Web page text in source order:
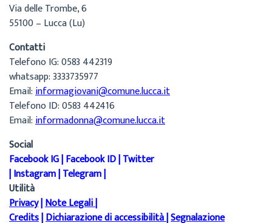
Via delle Trombe, 6
55100 – Lucca (Lu)
Contatti
Telefono IG: 0583 442319
whatsapp: 3333735977
Email:informagiovani@comune.lucca.it
Telefono ID: 0583 442416
Email:informadonna@comune.lucca.it
Social
Facebook IG|Facebook ID|Twitter
|Instagram|Telegram|
Utilità
Privacy|Note Legali|
Credits|Dichiarazione di accessibilità|Segnalazione